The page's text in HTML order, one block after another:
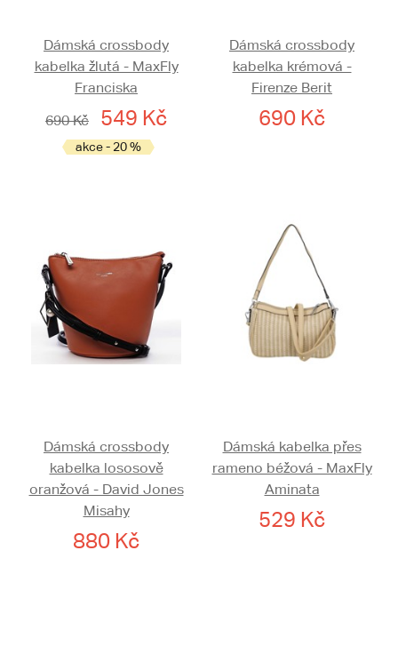
Dámská crossbody
kabelka žlutá - MaxFly
Franciska
690 Kč
549 Kč
akce - 20 %
Dámská crossbody
kabelka krémová -
Firenze Berit
690 Kč
Dámská crossbody
kabelka lososově
oranžová - David Jones
Misahy
880 Kč
Dámská kabelka přes
rameno béžová - MaxFly
Aminata
529 Kč